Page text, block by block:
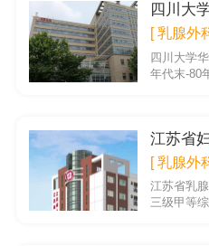
四川大
[ 乳腺外
四川大学
年代末-80
江苏省
[ 乳腺外
江苏省乳
三级甲等